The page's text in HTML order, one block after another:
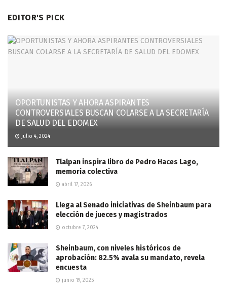
EDITOR'S PICK
OPORTUNISTAS Y AHORA ASPIRANTES
CONTROVERSIALES BUSCAN COLARSE A LA SECRETARÍA
DE SALUD DEL EDOMEX
julio 4, 2024
Tlalpan inspira libro de Pedro Haces Lago,
memoria colectiva
abril 17, 2026
Llega al Senado iniciativas de Sheinbaum para
elección de jueces y magistrados
octubre 7, 2024
Sheinbaum, con niveles históricos de
aprobación: 82.5% avala su mandato, revela
encuesta
junio 19, 2025